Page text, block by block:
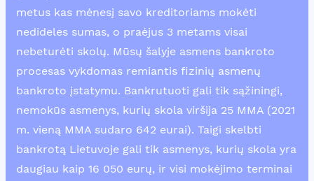
metus kas mėnesį savo kreditoriams mokėti
nedideles sumas, o praėjus 3 metams visai
nebeturėti skolų. Mūsų šalyje asmens bankroto
procesas vykdomas remiantis fizinių asmenų
bankroto įstatymu. Bankrutuoti gali tik sąžiningi,
nemokūs asmenys, kurių skola viršija 25 MMA (2021
m. vieną MMA sudaro 642 eurai). Taigi skelbti
bankrotą Lietuvoje gali tik asmenys, kurių skola yra
daugiau kaip 16 050 eurų, ir visi mokėjimo terminai